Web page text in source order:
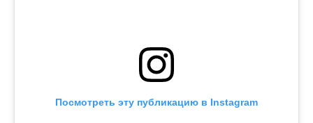
Посмотреть эту публикацию в Instagram